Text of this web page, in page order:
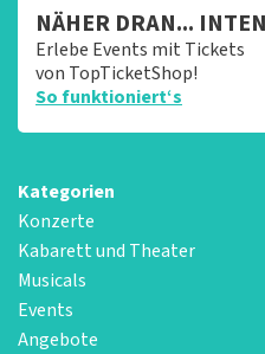
NÄHER DRAN...
Erlebe Events mit Tickets
von TopTicketShop!
So funktioniert‘s
Kategorien
Konzerte
Kabarett und Theater
Musicals
Events
Angebote